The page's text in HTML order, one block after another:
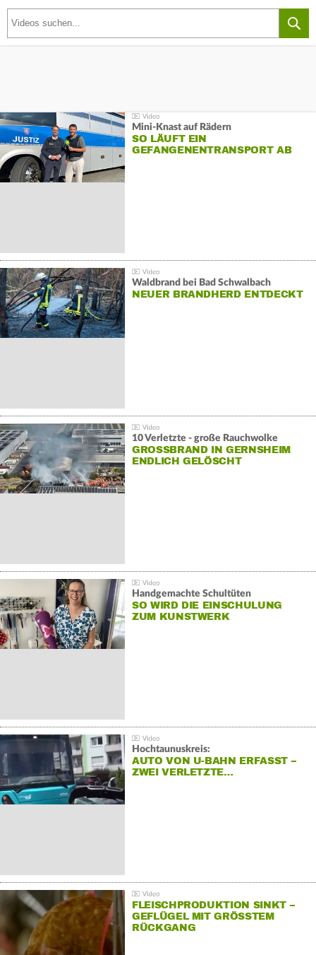
Mini-Knast auf Rädern
SO LÄUFT EIN
GEFANGENENTRANSPORT AB
Waldbrand bei Bad Schwalbach
NEUER BRANDHERD ENTDECKT
10 Verletzte - große Rauchwolke
GROSSBRAND IN GERNSHEIM E
NDLICH GELÖSCHT
Handgemachte Schultüten
SO WIRD DIE EINSCHULUNG
ZUM KUNSTWERK
Hochtaunuskreis:
AUTO VON U-BAHN ERFASST –
ZWEI VERLETZTE…
FLEISCHPRODUKTION SINKT –
GEFLÜGEL MIT GRÖSSTEM R
ÜCKGANG